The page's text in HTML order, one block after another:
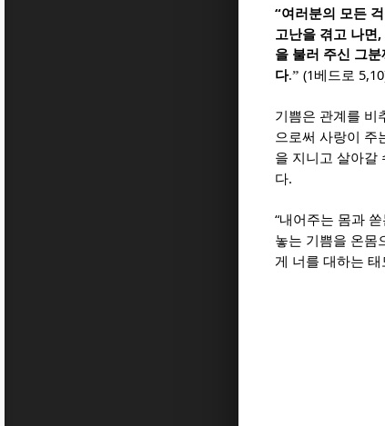
“여러분의 모든
고난을 겪고 나면,
을 불러 주신 그
다.” (1베드로
기쁨은 관계를 비
으로써 사랑이 주
을 지니고 살아갈
다.
“내어주는 몸과 쏟
놓는 기쁨을 온몸
게 너를 대하는